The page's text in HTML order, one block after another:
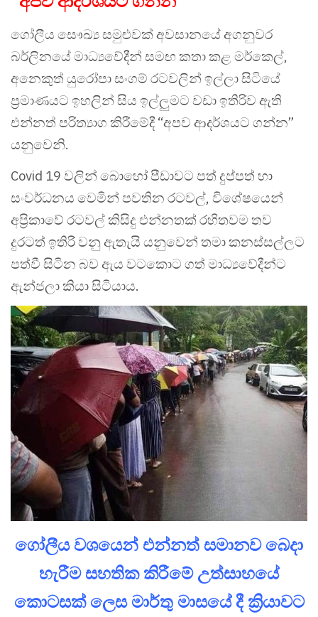
ගෝලීය සෞඛ්‍ය සමුළුවක් අවසානයේ අගනුවර
බර්ලිනයේ මාධ්‍යවේදීන් සමඟ කතා කළ මර්කෙල්,
අනෙකුත් යුරෝපා සංගම් රටවලින් ඉල්ලා සිටියේ
ප්‍රමාණයට ඉහලින් සිය ඉල්ලුමට වඩා ඉතිරිව ඇති
එන්නත් පරිත්‍යාග කිරීමේදී “අපව ආදර්ශයට ගන්න”
යනුවෙනි.
Covid 19 වලින් බොහෝ පීඩාවට පත් දුප්පත් හා
සංවර්ධනය වෙමින් පවතින රටවල්, විශේෂයෙන්
අප්‍රිකාවේ රටවල් කිසිදු එන්නතක් රහිතවම තව
දුරටත් ඉතිරි වනු ඇතැයි යනුවෙන් තමා කනස්සල්ලට
පත්වී සිටින බව ඇය වටකොට ගත් මාධ්‍යවේදීන්ට
ඇන්ජලා කියා සිටියාය.
ගෝලීය වශයෙන් එන්නත් සමානව බෙදා
හැරීම සහතික කිරීමේ උත්සාහයේ
කොටසක් ලෙස මාර්තු මාසයේ දී ක්‍රියාවට